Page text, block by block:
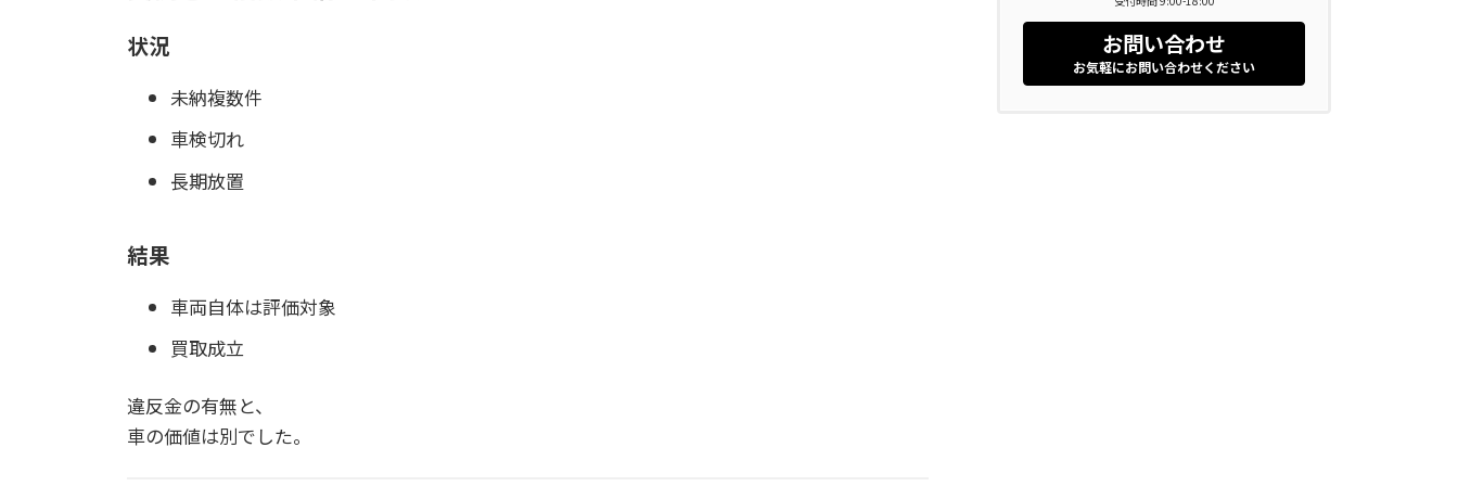
状況
未納複数件
車検切れ
長期放置
結果
車両自体は評価対象
買取成立
違反金の有無と、
車の価値は別でした。
お問い合わせ
お気軽にお問い合わせください